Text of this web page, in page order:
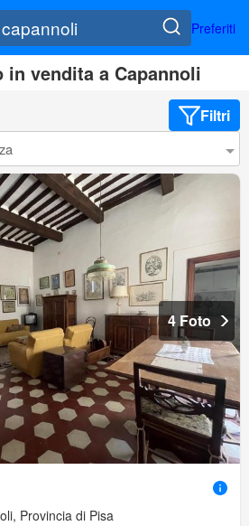
Preferiti
in vendita a Capannoli
Filtri
4 Foto
Provincia di Pisa